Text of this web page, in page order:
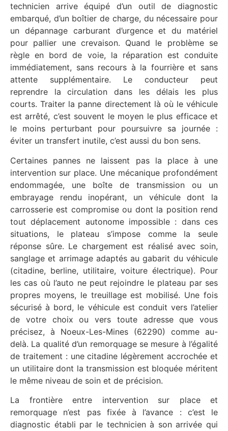
technicien arrive équipé d’un outil de diagnostic
embarqué, d’un boîtier de charge, du nécessaire pour
un dépannage carburant d’urgence et du matériel
pour pallier une crevaison. Quand le problème se
règle en bord de voie, la réparation est conduite
immédiatement, sans recours à la fourrière et sans
attente supplémentaire. Le conducteur peut
reprendre la circulation dans les délais les plus
courts. Traiter la panne directement là où le véhicule
est arrêté, c’est souvent le moyen le plus efficace et
le moins perturbant pour poursuivre sa journée :
éviter un transfert inutile, c’est aussi du bon sens.
Certaines pannes ne laissent pas la place à une
intervention sur place. Une mécanique profondément
endommagée, une boîte de transmission ou un
embrayage rendu inopérant, un véhicule dont la
carrosserie est compromise ou dont la position rend
tout déplacement autonome impossible : dans ces
situations, le plateau s’impose comme la seule
réponse sûre. Le chargement est réalisé avec soin,
sanglage et arrimage adaptés au gabarit du véhicule
(citadine, berline, utilitaire, voiture électrique). Pour
les cas où l’auto ne peut rejoindre le plateau par ses
propres moyens, le treuillage est mobilisé. Une fois
sécurisé à bord, le véhicule est conduit vers l’atelier
de votre choix ou vers toute adresse que vous
précisez, à Noeux-Les-Mines (62290) comme au-
delà. La qualité d’un remorquage se mesure à l’égalité
de traitement : une citadine légèrement accrochée et
un utilitaire dont la transmission est bloquée méritent
le même niveau de soin et de précision.
La frontière entre intervention sur place et
remorquage n’est pas fixée à l’avance : c’est le
diagnostic établi par le technicien à son arrivée qui